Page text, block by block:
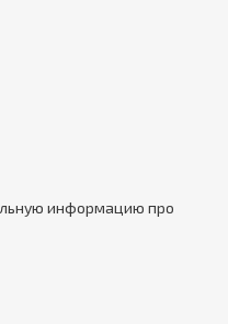
информацию про